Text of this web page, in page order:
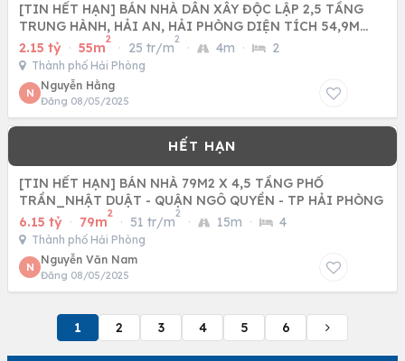
[TIN HẾT HẠN] BÁN NHÀ DÂN XÂY ĐỘC LẬP 2,5 TẦNG
TRUNG HÀNH, HẢI AN, HẢI PHÒNG DIỆN TÍCH 54,9M
CHỈ HƠN 2TY
2.15 tỷ · 55m
2
· 25 tr/m
2
· 4m · 2
Thành phố Hải Phòng
N
Nguyễn Hằng
Đăng 08/05/2025
[TIN HẾT HẠN] BÁN NHÀ 79M2 X 4,5 TẦNG PHỐ
TRẦN_NHẬT DUẬT - QUẬN NGÔ QUYỀN - TP HẢI PHÒNG
6.15 tỷ · 79m
2
· 51 tr/m
2
· 15m · 4
Thành phố Hải Phòng
N
Nguyễn Văn Nam
Đăng 08/05/2025
1 2 3 4 5 6